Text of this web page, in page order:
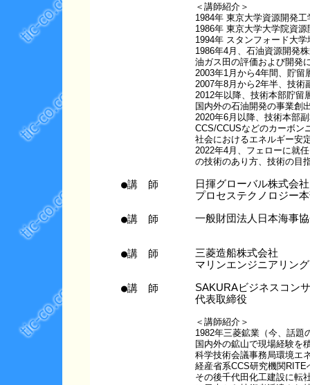
＜講師紹介＞
1984年 東京大学資源開発
1986年 東京大学大学院資
1994年 スタンフォード大
1986年4月、石油資源開発
油ガス田の評価および開発
2003年1月から4年間、貯
2007年8月から2年半、技
2012年以降、技術本部貯留
国内外の石油開発の事業創
2020年6月以降、技術本部
CCS/CCUSなどのカーボン
社会におけるエネルギー安
2022年4月、フェローに就
の技術のあり方、技術の目
●講 師
日揮グローバル株式会社
プロセステクノロジー
●講 師 一般財団法人日本海事
●講 師
三菱造船株式会社
マリンエンジニアリ
●講 師
SAKURAビジネスコン
代表取締役
＜講師紹介＞
1982年三菱鉱業（今、話題
国内外の鉱山で現場経験を
科学技術会議事務局環境エ
経産省系CCS研究機関
その後千代田化工建設に転